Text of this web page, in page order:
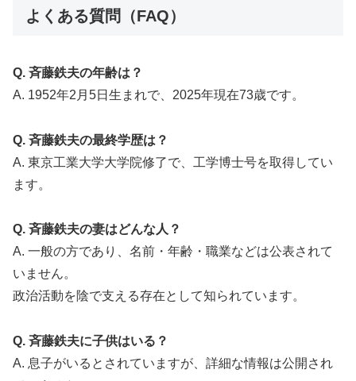
よくある質問（FAQ）
Q. 斉藤鉄夫の年齢は？
A. 1952年2月5日生まれで、2025年現在73歳です。
Q. 斉藤鉄夫の最終学歴は？
A. 東京工業大学大学院修了で、工学博士号を取得してい
ます。
Q. 斉藤鉄夫の妻はどんな人？
A. 一般の方であり、名前・年齢・職業などは公表されて
いません。
政治活動を陰で支える存在として知られています。
Q. 斉藤鉄夫に子供はいる？
A. 息子がいるとされていますが、詳細な情報は公開され